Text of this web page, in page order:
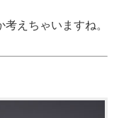
えちゃいますね。